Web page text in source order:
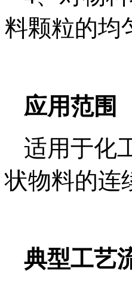
料颗粒的均
应用范围
适用于化
状物料的连
典型工艺